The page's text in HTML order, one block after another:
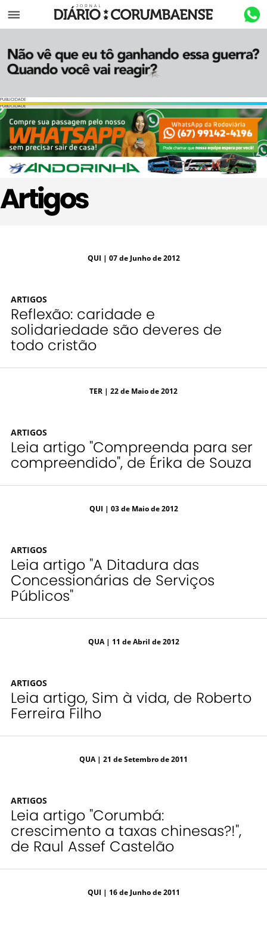
Menu
PUBLICIDADE
PUBLICIDADE
Artigos
QUI | 07 de Junho de 2012
ARTIGOS
Reflexão: caridade e
solidariedade são deveres de
todo cristão
TER | 22 de Maio de 2012
ARTIGOS
Leia artigo "Compreenda para ser
compreendido", de Érika de Souza
QUI | 03 de Maio de 2012
ARTIGOS
Leia artigo "A Ditadura das
Concessionárias de Serviços
Públicos"
QUA| 11 de Abril de 2012
ARTIGOS
Leia artigo, Sim à vida, de Roberto
Ferreira Filho
QUA| 21 de Setembro de 2011
ARTIGOS
Leia artigo "Corumbá:
crescimento a taxas chinesas?!",
de Raul Assef Castelão
QUI | 16 de Junho de 2011